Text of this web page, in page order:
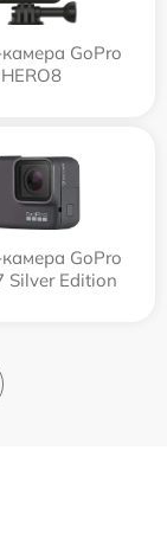
GoPro
HERO8
GoPro
Silver Edition